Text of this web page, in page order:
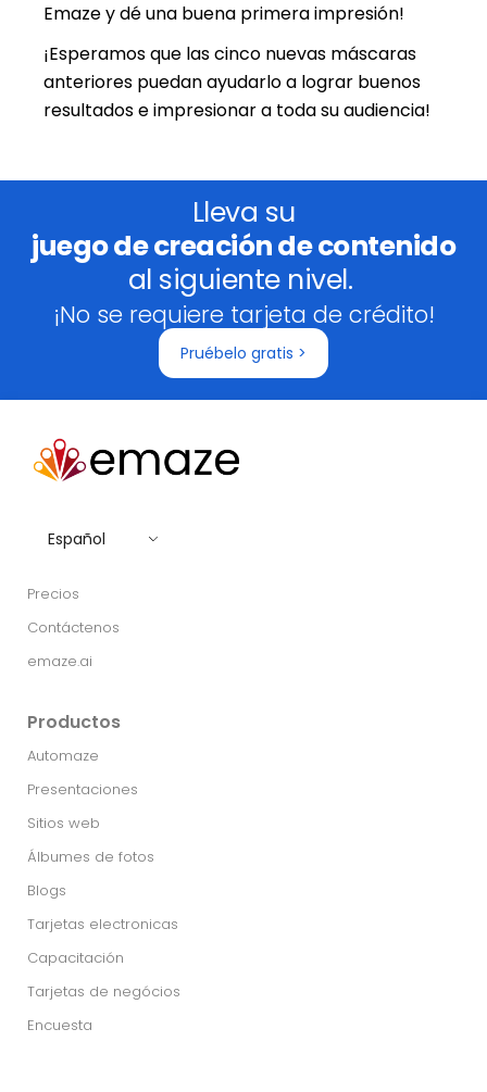
Emaze y dé una buena primera impresión!
¡Esperamos que las cinco nuevas máscaras
anteriores puedan ayudarlo a lograr buenos
resultados e impresionar a toda su audiencia!
Lleva su
juego de creación de contenido
al siguiente nivel.
¡No se requiere tarjeta de crédito!
Pruébelo gratis >
Español
Precios
Contáctenos
emaze.ai
Productos
Automaze
Presentaciones
Sitios web
Álbumes de fotos
Blogs
Tarjetas electronicas
Capacitación
Tarjetas de negócios
Encuesta